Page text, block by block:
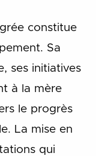
constitue
Sa
ses initiatives
à la mère
le progrès
La mise en
qui